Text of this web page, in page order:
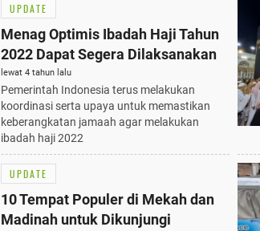
UPDATE
Menag Optimis Ibadah Haji Tahun
2022 Dapat Segera Dilaksanakan
lewat 4 tahun lalu
Pemerintah Indonesia terus melakukan
koordinasi serta upaya untuk memastikan
keberangkatan jamaah agar melakukan
ibadah haji 2022
UPDATE
10 Tempat Populer di Mekah dan
Madinah untuk Dikunjungi